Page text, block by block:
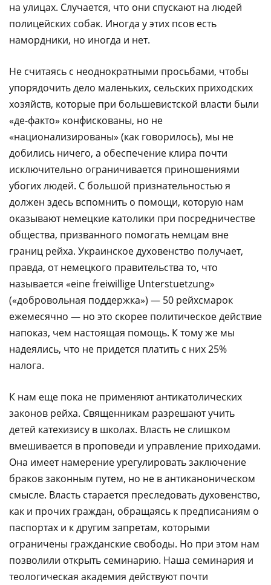
на улицах. Случается, что они спускают на людей
полицейских собак. Иногда у этих псов есть
намордники, но иногда и нет.
Не считаясь с неоднократными просьбами, чтобы
упорядочить дело маленьких, сельских приходских
хозяйств, которые при большевистской власти были
«де-факто» конфискованы, но не
«национализированы» (как говорилось), мы не
добились ничего, а обеспечение клира почти
исключительно ограничивается приношениями
убогих людей. С большой признательностью я
должен здесь вспомнить о помощи, которую нам
оказывают немецкие католики при посредничестве
общества, призванного помогать немцам вне
границ рейха. Украинское духовенство получает,
правда, от немецкого правительства то, что
называется «eіne freіwіllіge Unterstuetzung»
(«добровольная поддержка») — 50 рейхсмарок
ежемесячно — но это скорее политическое действие
напоказ, чем настоящая помощь. К тому же мы
надеялись, что не придется платить с них 25%
налога.
К нам еще пока не применяют антикатолических
законов рейха. Священникам разрешают учить
детей катехизису в школах. Власть не слишком
вмешивается в проповеди и управление приходами.
Она имеет намерение урегулировать заключение
браков законным путем, но не в антиканоническом
смысле. Власть старается преследовать духовенство,
как и прочих граждан, обращаясь к предписаниям о
паспортах и к другим запретам, которыми
ограничены гражданские свободы. Но при этом нам
позволили открыть семинарию. Наша семинария и
теологическая академия действуют почти